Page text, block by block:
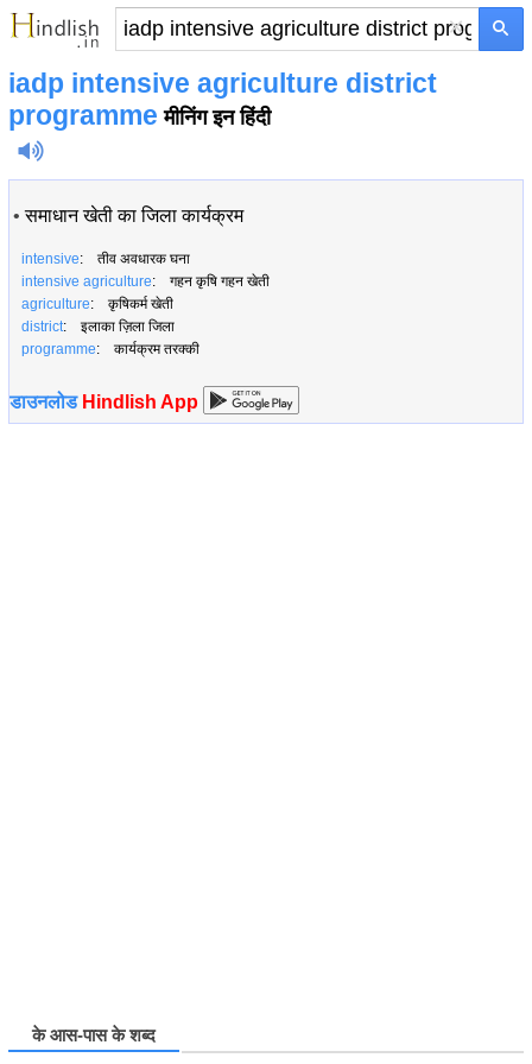
×
iadp intensive agriculture district
programme मीनिंग इन हिंदी
•समाधान खेती का जिला कार्यक्रम
intensive: तीव अवधारक घना
intensive agriculture: गहन कृषि गहन खेती
agriculture: कृषिकर्म खेती
district: इलाका ज़िला जिला
programme: कार्यक्रम तरक्की
डाउनलोड Hindlish App
के आस-पास के शब्द